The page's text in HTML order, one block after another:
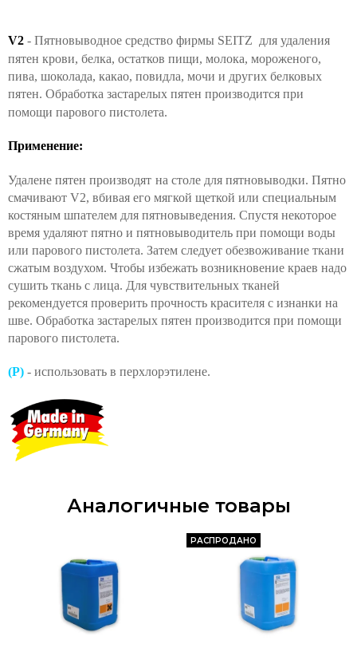
V2 - Пятновыводное средство фирмы SEITZ для удаления
пятен крови, белка, остатков пищи, молока, мороженого,
пива, шоколада, какао, повидла, мочи и других белковых
пятен. Обработка застарелых пятен производится при
помощи парового пистолета.
Применение:
Удалене пятен производят на столе для пятновыводки. Пятно
смачивают V2, вбивая его мягкой щеткой или специальным
костяным шпателем для пятновыведения. Спустя некоторое
время удаляют пятно и пятновыводитель при помощи воды
или парового пистолета. Затем следует обезвоживание ткани
сжатым воздухом. Чтобы избежать возникновение краев надо
сушить ткань с лица. Для чувствительных тканей
рекомендуется проверить прочность красителя с изнанки на
шве. Обработка застарелых пятен производится при помощи
парового пистолета.
(P) - использовать в перхлорэтилене.
Аналогичные товары
РАСПРОДАНО